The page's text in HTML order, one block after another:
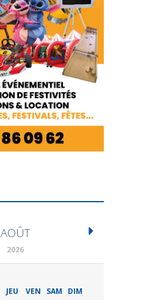
AOÛT
2026
JEU VEN SAM DIM